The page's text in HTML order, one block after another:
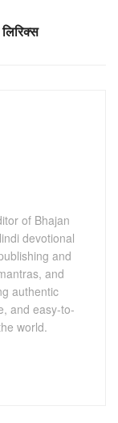
of Bhajan
devotional
and
and
authentic
and easy-to-
world.